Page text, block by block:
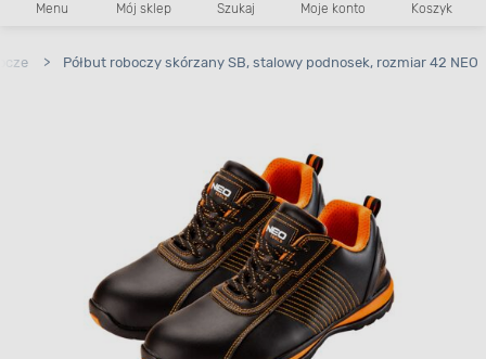
Menu Mój sklep Szukaj Moje konto Koszyk
> Półbut roboczy skórzany SB, stalowy podnosek, rozmiar 42 NEO